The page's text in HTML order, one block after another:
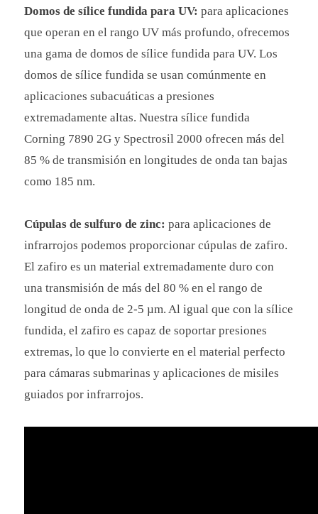
Domos de sílice fundida para UV: para aplicaciones
que operan en el rango UV más profundo, ofrecemos
una gama de domos de sílice fundida para UV. Los
domos de sílice fundida se usan comúnmente en
aplicaciones subacuáticas a presiones
extremadamente altas. Nuestra sílice fundida
Corning 7890 2G y Spectrosil 2000 ofrecen más del
85 % de transmisión en longitudes de onda tan bajas
como 185 nm.
Cúpulas de sulfuro de zinc:para aplicaciones de
infrarrojos podemos proporcionar cúpulas de zafiro.
El zafiro es un material extremadamente duro con
una transmisión de más del 80 % en el rango de
longitud de onda de 2-5 µm. Al igual que con la sílice
fundida, el zafiro es capaz de soportar presiones
extremas, lo que lo convierte en el material perfecto
para cámaras submarinas y aplicaciones de misiles
guiados por infrarrojos.